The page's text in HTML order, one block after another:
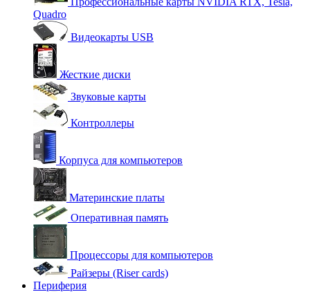
Quadro
Видеокарты USB
Жесткие диски
Звуковые карты
Контроллеры
Корпуса для компьютеров
Материнские платы
Оперативная память
Процессоры для компьютеров
Райзеры (Riser cards)
Периферия